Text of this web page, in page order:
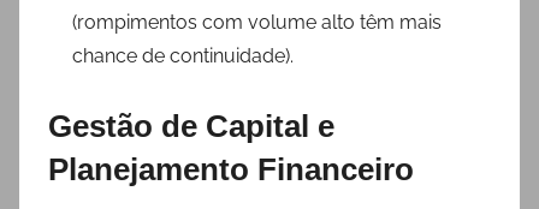
(rompimentos com volume alto têm mais
chance de continuidade).
Gestão de Capital e
Planejamento Financeiro